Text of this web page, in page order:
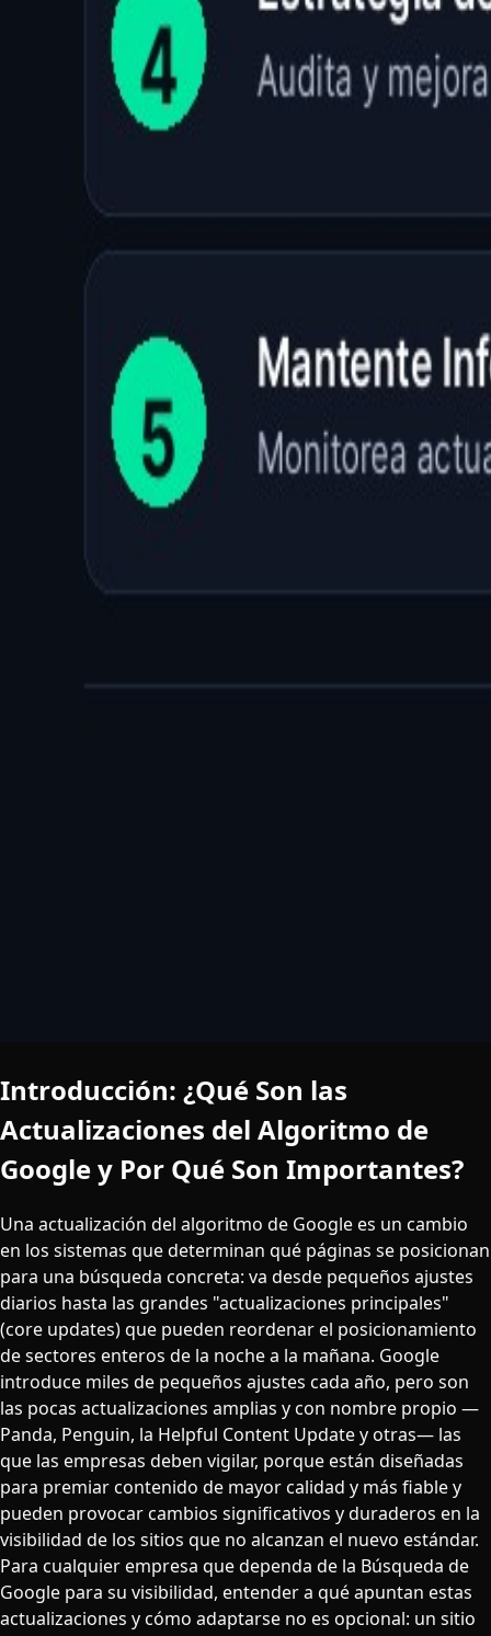
Introducción: ¿Qué Son las
Actualizaciones del Algoritmo de
Google y Por Qué Son Importantes?
Una actualización del algoritmo de Google es un cambio
en los sistemas que determinan qué páginas se posicionan
para una búsqueda concreta: va desde pequeños ajustes
diarios hasta las grandes "actualizaciones principales"
(core updates) que pueden reordenar el posicionamiento
de sectores enteros de la noche a la mañana. Google
introduce miles de pequeños ajustes cada año, pero son
las pocas actualizaciones amplias y con nombre propio —
Panda, Penguin, la Helpful Content Update y otras— las
que las empresas deben vigilar, porque están diseñadas
para premiar contenido de mayor calidad y más fiable y
pueden provocar cambios significativos y duraderos en la
visibilidad de los sitios que no alcanzan el nuevo estándar.
Para cualquier empresa que dependa de la Búsqueda de
Google para su visibilidad, entender a qué apuntan estas
actualizaciones y cómo adaptarse no es opcional: un sitio